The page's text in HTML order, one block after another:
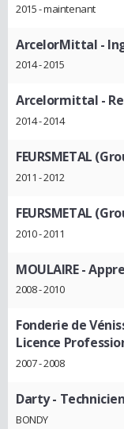
2015 - maintenant
ArcelorMittal -
2014 - 2015
Arcelormittal -
2014 - 2014
FEURSMETAL
2011 - 2012
FEURSMETAL
2010 - 2011
MOULAIRE-
2008 - 2010
Fonderie de
Licence
2007 - 2008
Darty-
BONDY